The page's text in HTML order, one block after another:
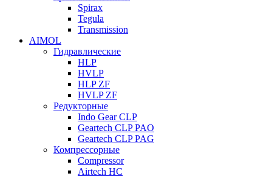
Spirax
Tegula
Transmission
AIMOL
Гидравлические
HLP
HVLP
HLP ZF
HVLP ZF
Редукторные
Indo Gear CLP
Geartech CLP PAO
Geartech CLP PAG
Компрессорные
Compressor
Airtech HC